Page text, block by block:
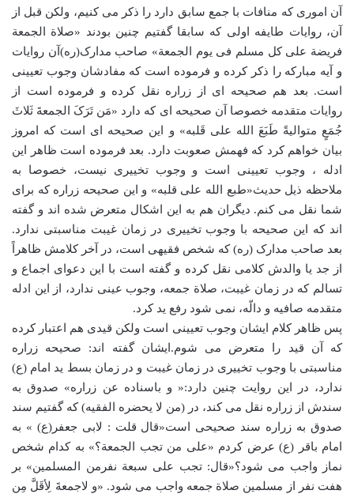
آن اموری که منافات با جمع سابق دارد را ذکر می کنیم، ولکن قبل از
آن، روایات طایفه اولی که سابقا گفتیم چنین بودند «صلاة الجمعة
فریضة علی کل مسلم فی یوم الجمعة» صاحب مدارک(ره)آن روایات
و آیه مبارکه را ذکر کرده و فرموده است که مفادشان وجوب تعیینی
است. بعد هم صحیحه ای از زراره نقل کرده و فرموده است از
روایات متقدمه خصوصا آن صحیحه ای که دارد «مَن تَرَکَ الجمعةَ ثَلاثَ
جُمَعٍ متوالیةً طَبَعَ الله علی قَلبه» و این صحیحه ای است که امروز
بیان خواهم کرد که فهمش صعوبت دارد. بعد فرموده است ظاهر این
ادله ، وجوب تعیینی است و وجوب تخییری نیست، خصوصا به
ملاحظه ذیل حدیث«طبع الله علی قلبه» و این صحیحه زراره که برای
شما نقل می کنم. دیگران هم به این اشکال متعرض شده اند و گفته
اند که این صحیحه با وجوب تخییری در زمان غیبت مناسبتی ندارد.
بعد صاحب مدارک (ره) که شخص فقیهی است، در آخر کلامش ظاهراً
از جد یا والدش کلامی نقل کرده و گفته است با این دعوای اجماع و
تسالم که در زمان غیبت، صلاة جمعه، وجوب عینی ندارد، از این ادله
متقدمه صافیه و دالّه، نمی شود رفع ید کرد.
پس ظاهر کلام ایشان وجوب تعیینی است ولکن قیدی هم اعتبار کرده
که آن قید را متعرض می شوم.ایشان گفته اند: صحیحه زراره
مناسبتی با وجوب تخییری در زمان غیبت و در زمان بسط ید امام (ع)
ندارد، در این روایت چنین دارد:« و باسناده عن زراره» صدوق به
سندش از زراره نقل می کند، در (من لا یحضره الفقیه) که گفتیم سند
صدوق به زراره سند صحیحی است«قال قلت : لابی جعفر(ع) » به
امام باقر (ع) عرض کردم «علی من تجب الجمعة؟» به کدام شخص
نماز واجب می شود؟«قال: تجب علی سبعة نفرمن المسلمین» بر
هفت نفر از مسلمین صلاة جمعه واجب می شود. «و لاجمعةَ لِأقَلَّ مِن